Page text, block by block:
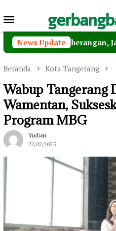
ke
Menu
Mobile
News UpdateJasa Raharja
Beranda Kota Tangerang
Wabup Tangerang
Wamentan,
Program MBG
Yudian
22/02/2025